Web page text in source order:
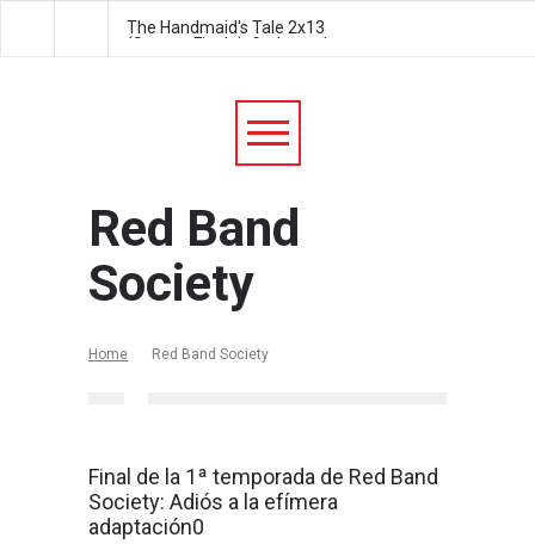
The Handmaid's Tale 2x13
(Season Finale): Godspeed
Red Band
Society
Home Red Band Society
Final de la 1ª temporada de Red Band
Society: Adiós a la efímera
adaptación0